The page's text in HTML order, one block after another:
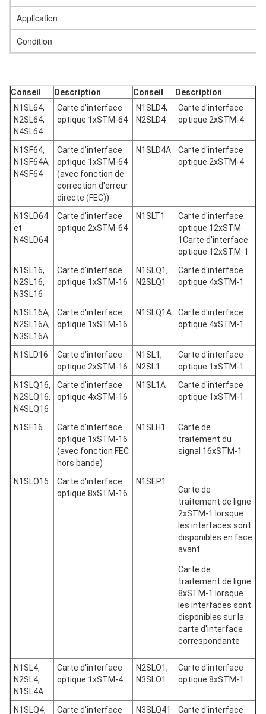
Application
Condition
Conseil Description Conseil
Description
N1SL64,
N2SL64,
N4SL64
Carte d'interface
optique 1xSTM-64
N1SLD4,
N2SLD4
Carte d'interface
optique 2xSTM-4
N1SF64,
N1SF64A,
N4SF64
Carte d'interface
optique 1xSTM-64
(avec fonction de
correction d'erreur
directe (FEC))
N1SLD4A
Carte d'interface
optique 2xSTM-4
N1SLD64
et
N4SLD64
Carte d'interface
optique 2xSTM-64
N1SLT1
Carte d'interface
optique 12xSTM-
1Carte d'interface
optique 12xSTM-1
N1SL16,
N2SL16,
N3SL16
Carte d'interface
optique 1xSTM-16
N1SLQ1,
N2SLQ1
Carte d'interface
optique 4xSTM-1
N1SL16A,
N2SL16A,
N3SL16A
Carte d'interface
optique 1xSTM-16
N1SLQ1A
Carte d'interface
optique 4xSTM-1
N1SLD16
Carte d'interface
optique 2xSTM-16
N1SL1,
N2SL1
Carte d'interface
optique 1xSTM-1
N1SLQ16,
N2SLQ16,
N4SLQ16
Carte d'interface
optique 4xSTM-16
N1SL1A
Carte d'interface
optique 1xSTM-1
N1SF16
Carte d'interface
optique 1xSTM-16
(avec fonction FEC
hors bande)
N1SLH1
Carte de
traitement du
signal 16xSTM-1
N1SLO16
Carte d'interface
optique 8xSTM-16
N1SEP1
Carte de
traitement de ligne
2xSTM-1 lorsque
les interfaces sont
disponibles en face
avant
Carte de
traitement de ligne
8xSTM-1 lorsque
les interfaces sont
disponibles sur la
carte d'interface
correspondante
N1SL4,
N2SL4,
N1SL4A
Carte d'interface
optique 1xSTM-4
N2SLO1,
N3SLO1
Carte d'interface
optique 8xSTM-1
N1SLQ4, Carte d'interface N3SLQ41 Carte d'interface